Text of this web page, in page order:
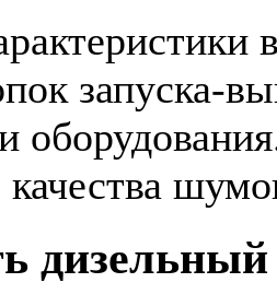
запуска-
качества
дизельный